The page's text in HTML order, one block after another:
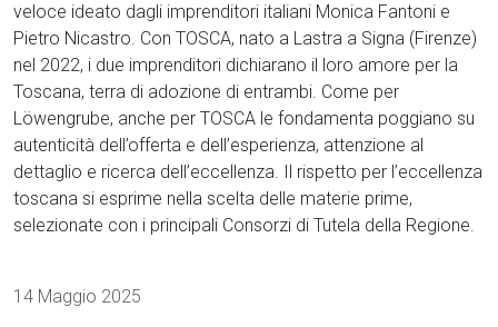
veloce ideato dagli imprenditori italiani Monica Fantoni e
Pietro Nicastro. Con TOSCA, nato a Lastra a Signa (Firenze)
nel 2022, i due imprenditori dichiarano il loro amore per la
Toscana, terra di adozione di entrambi. Come per
Löwengrube, anche per TOSCA le fondamenta poggiano su
autenticità dell’offerta e dell’esperienza, attenzione al
dettaglio e ricerca dell’eccellenza. Il rispetto per l’eccellenza
toscana si esprime nella scelta delle materie prime,
selezionate con i principali Consorzi di Tutela della Regione.
Dettagli
14 Maggio 2025